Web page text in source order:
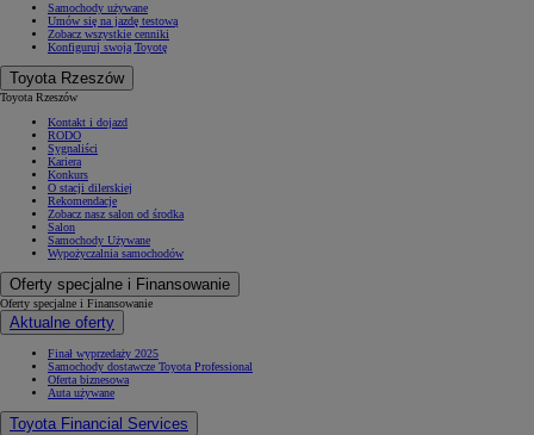
Samochody używane
Umów się na jazdę testową
Zobacz wszystkie cenniki
Konfiguruj swoją Toyotę
Toyota Rzeszów
Toyota Rzeszów
Kontakt i dojazd
RODO
Sygnaliści
Kariera
Konkurs
O stacji dilerskiej
Rekomendacje
Zobacz nasz salon od środka
Salon
Samochody Używane
Wypożyczalnia samochodów
Oferty specjalne i Finansowanie
Oferty specjalne i Finansowanie
Aktualne oferty
Finał wyprzedaży 2025
Samochody dostawcze Toyota Professional
Oferta biznesowa
Auta używane
Toyota Financial Services